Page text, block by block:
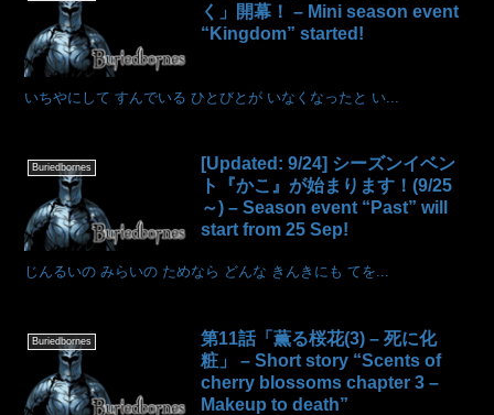
く」開幕！ – Mini season event
“Kingdom” started!
いちやにして すんでいる ひとびとが いなくなったと い...
Buriedbornes
[Updated: 9/24] シーズンイベン
ト『かこ』が始まります！(9/25
～) – Season event “Past” will
start from 25 Sep!
じんるいの みらいの ためなら どんな きんきにも てを...
Buriedbornes
第11話「薫る桜花(3) – 死に化
粧」 – Short story “Scents of
cherry blossoms chapter 3 –
Makeup to death”